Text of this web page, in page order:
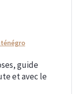
guide
et avec le